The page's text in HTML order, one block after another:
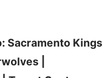
Sacramento Kings
|